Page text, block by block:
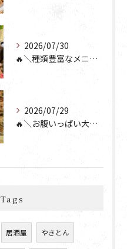
2026/07/30
🔥＼種類豊富なメニュー！／🔥
2026/07/29
🔥＼お腹いっぱい大満足💯／🔥
Tags
居酒屋 やきとん